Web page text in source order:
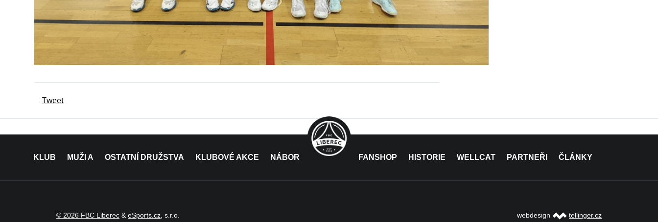
Tweet
KLUB MUŽI A OSTATNÍ DRUŽSTVA KLUBOVÉ AKCE NÁBOR FANSHOP HISTORIE WELLCAT PARTNEŘI ČLÁNKY
© 2026 FBC Liberec & eSports.cz , s.r.o. webdesign tellinger.cz